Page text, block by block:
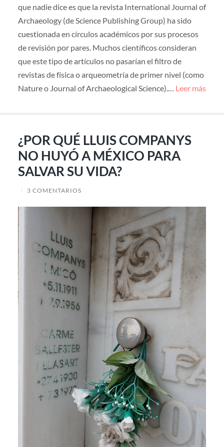
que nadie dice es que la revista International Journal of
Archaeology (de Science Publishing Group) ha sido
cuestionada en círculos académicos por sus procesos
de revisión por pares. Muchos científicos consideran
que este tipo de artículos no pasarían el filtro de
revistas de física o arqueometría de primer nivel (como
Nature o Journal of Archaeological Science).… Leer más
¿POR QUÉ LLUIS COMPANYS
NO HUYÓ A MÉXICO PARA
SALVAR SU VIDA?
/ 3 COMENTARIOS